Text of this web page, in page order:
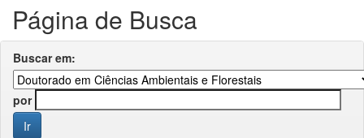
Página de Busca
Buscar em:
por